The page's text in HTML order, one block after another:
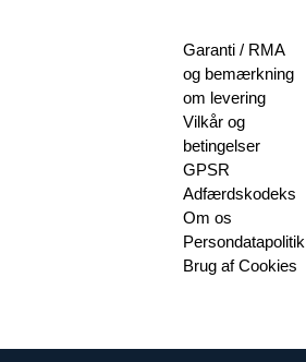
Garanti / RMA
og bemærkning
om levering
Vilkår og
betingelser
GPSR
Adfærdskodeks
Om os
Persondatapolitik
Brug af Cookies